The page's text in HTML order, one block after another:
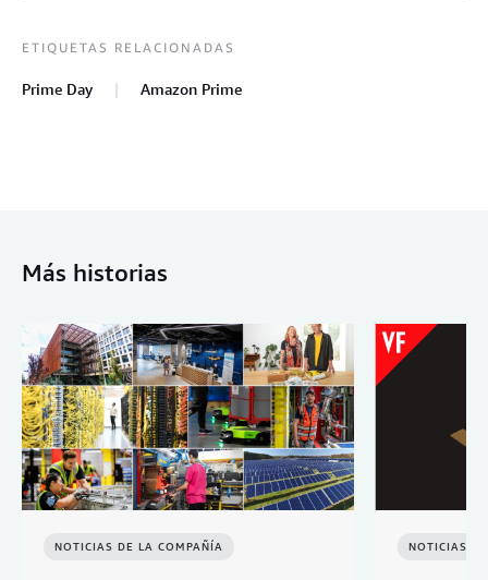
ETIQUETAS RELACIONADAS
Prime Day Amazon Prime
Más historias
NOTICIAS DE LA COMPAÑÍA NOTICIAS